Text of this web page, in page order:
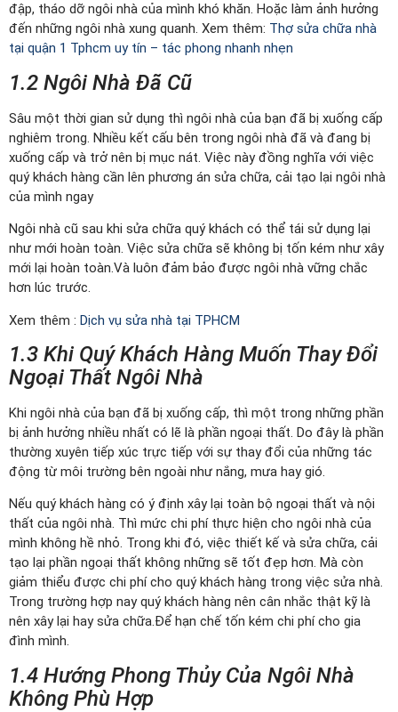
đập, tháo dỡ ngôi nhà của mình khó khăn. Hoặc làm ảnh hưởng
đến những ngôi nhà xung quanh. Xem thêm: Thợ sửa chữa nhà
tại quận 1 Tphcm uy tín – tác phong nhanh nhẹn
1.2 Ngôi Nhà Đã Cũ
Sâu một thời gian sử dụng thì ngôi nhà của bạn đã bị xuống cấp
nghiêm trong. Nhiều kết cấu bên trong ngôi nhà đã và đang bị
xuống cấp và trở nên bị mục nát. Việc này đồng nghĩa với việc
quý khách hàng cần lên phương án sửa chữa, cải tạo lại ngôi nhà
của mình ngay
Ngôi nhà cũ sau khi sửa chữa quý khách có thể tái sử dụng lại
như mới hoàn toàn. Việc sửa chữa sẽ không bị tốn kém như xây
mới lại hoàn toàn.Và luôn đảm bảo được ngôi nhà vững chắc
hơn lúc trước.
Xem thêm : Dịch vụ sửa nhà tại TPHCM
1.3 Khi Quý Khách Hàng Muốn Thay Đổi
Ngoại Thất Ngôi Nhà
Khi ngôi nhà của bạn đã bị xuống cấp, thì một trong những phần
bị ảnh hưởng nhiều nhất có lẽ là phần ngoại thất. Do đây là phần
thường xuyên tiếp xúc trực tiếp với sự thay đổi của những tác
động từ môi trường bên ngoài như nắng, mưa hay gió.
Nếu quý khách hàng có ý định xây lại toàn bộ ngoại thất và nội
thất của ngôi nhà. Thì mức chi phí thực hiện cho ngôi nhà của
mình không hề nhỏ. Trong khi đó, việc thiết kế và sửa chữa, cải
tạo lại phần ngoại thất không những sẽ tốt đẹp hơn. Mà còn
giảm thiểu được chi phí cho quý khách hàng trong việc sửa nhà.
Trong trường hợp nay quý khách hàng nên cân nhắc thật kỹ là
nên xây lại hay sửa chữa.Để hạn chế tốn kém chi phí cho gia
đình mình.
1.4 Hướng Phong Thủy Của Ngôi Nhà
Không Phù Hợp